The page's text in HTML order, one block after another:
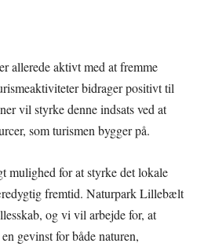
allerede aktivt med at fremme
bidrager positivt til
vil styrke denne indsats ved at
som turismen bygger på.
mulighed for at styrke det lokale
fremtid. Naturpark Lillebælt
og vi vil arbejde for, at
gevinst for både naturen,